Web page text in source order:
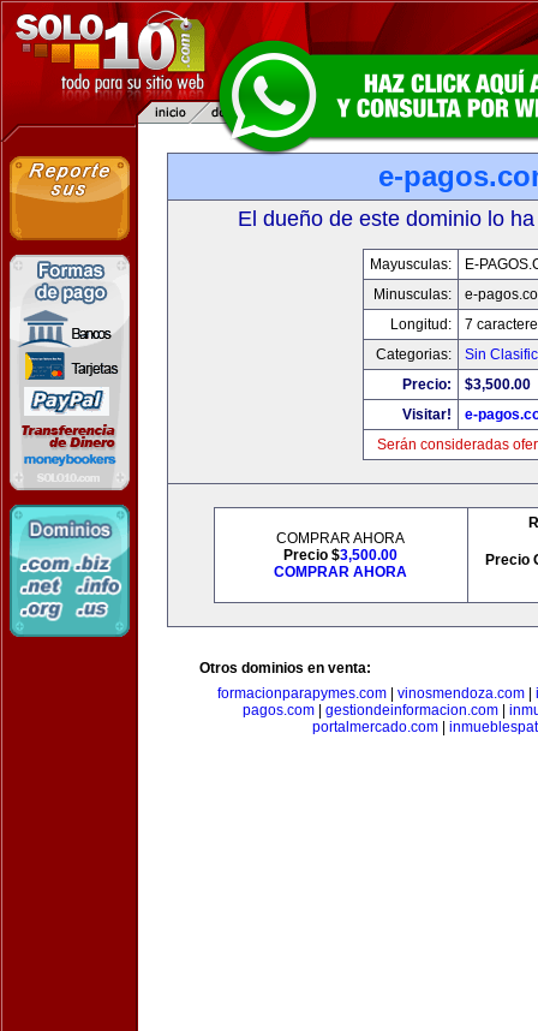
e-
El dueño de este dominio lo
Mayusculas:
E-
Minusculas:
e-
Longitud:
7
Categorias:
Sin
Precio:
$3,500.00
Visitar!
e-
Serán consideradas
COMPRAR AHORA
Precio $3,500.00
COMPRAR AHORA
Precio
Otros dominios en venta:
formacionparapymes.com| vinosmendoza.com|
pagos.com| gestiondeinformacion.com|
portalmercado.com